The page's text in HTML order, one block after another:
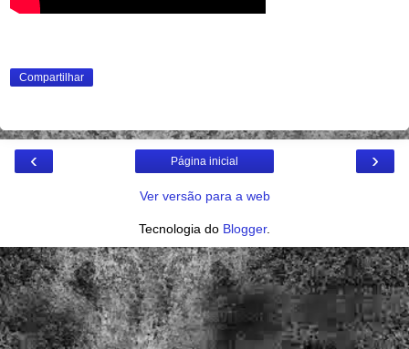
Compartilhar
‹ ›
Página inicial
Ver versão para a web
Tecnologia do Blogger.